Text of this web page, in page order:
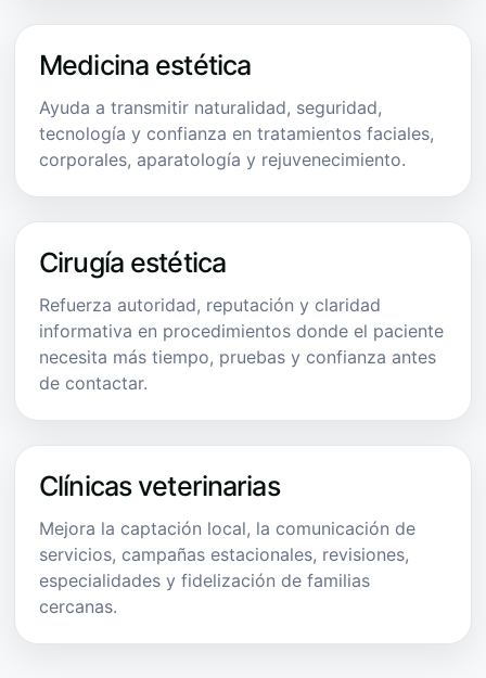
Medicina estética
Ayuda a transmitir naturalidad, seguridad,
tecnología y confianza en tratamientos faciales,
corporales, aparatología y rejuvenecimiento.
Cirugía estética
Refuerza autoridad, reputación y claridad
informativa en procedimientos donde el paciente
necesita más tiempo, pruebas y confianza antes
de contactar.
Clínicas veterinarias
Mejora la captación local, la comunicación de
servicios, campañas estacionales, revisiones,
especialidades y fidelización de familias
cercanas.